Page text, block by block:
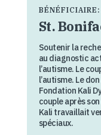
BÉNÉFICIAIRE:
St.
Soutenir la
au diagnostic
l’autisme. Le
l’autisme. Le
Fondation Kali
couple après
Kali travaillait
spéciaux.